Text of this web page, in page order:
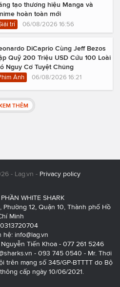
tạo thương hiệu Manga và
hoàn toàn mới
trí 06/08/2026 16:56
DiCaprio Cùng Jeff Bezos
Quỹ 200 Triệu USD Cứu 100 Loài
Nguy Cơ Tuyệt Chủng
Ảnh 06/08/2026 16:21
THÊM
- Lag.vn - Privacy policy
WHITE SHARK
Phường 12, Quận 10, Thành phố Hồ
Minh
0313720704
hệ: info@lag.vn
Tiến Khoa - 077 261 5246
- 093 745 0540 - Mr. Thơi
trên mạng số 345/GP-BTTTT do Bộ
cấp ngày 10/06/2021.